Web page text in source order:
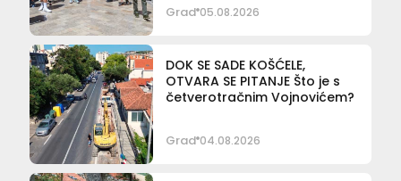
Grad 05.08.2026
DOK SE SADE KOŠĆELE,
OTVARA SE PITANJE Što je s
četverotračnim Vojnovićem?
Grad 04.08.2026